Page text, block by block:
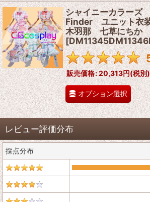
シャイニーカラー
Finder ユニット
木羽那 七草にちか
[
販売価格:20,313円(税別)
オプション選択
レビュー評価分布
採点分布